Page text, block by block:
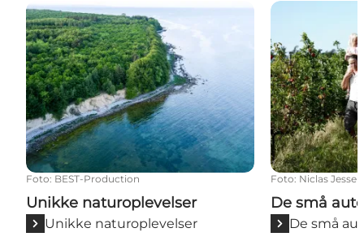
Unikke naturoplevelser
Foto: BEST-Production
Unikke naturoplevelser
Unikke naturoplevelser
De små
Foto: Niclas Jessen
De små
De små